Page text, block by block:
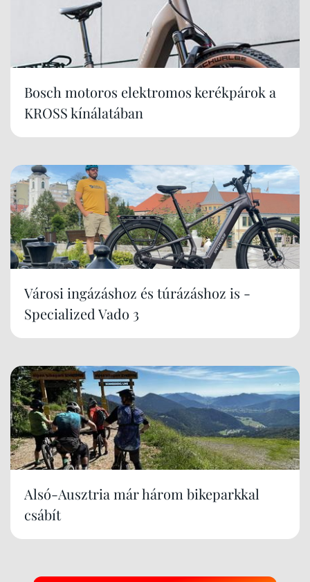
Bosch motoros elektromos kerékpárok a
KROSS kínálatában
Városi ingázáshoz és túrázáshoz is -
Specialized Vado 3
Alsó-Ausztria már három bikeparkkal
csábít